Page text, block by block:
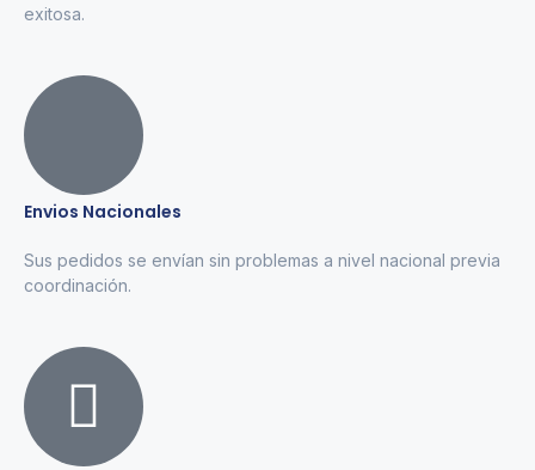
exitosa.
Envios Nacionales
Sus pedidos se envían sin problemas a nivel nacional previa
coordinación.